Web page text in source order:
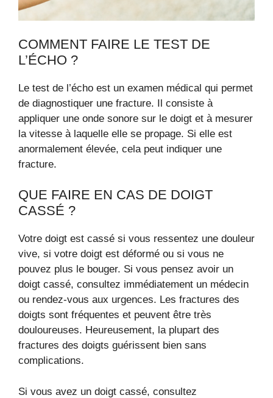
COMMENT FAIRE LE TEST DE
L’ÉCHO ?
Le test de l’écho est un examen médical qui permet
de diagnostiquer une fracture. Il consiste à
appliquer une onde sonore sur le doigt et à mesurer
la vitesse à laquelle elle se propage. Si elle est
anormalement élevée, cela peut indiquer une
fracture.
QUE FAIRE EN CAS DE DOIGT
CASSÉ ?
Votre doigt est cassé si vous ressentez une douleur
vive, si votre doigt est déformé ou si vous ne
pouvez plus le bouger. Si vous pensez avoir un
doigt cassé, consultez immédiatement un médecin
ou rendez-vous aux urgences. Les fractures des
doigts sont fréquentes et peuvent être très
douloureuses. Heureusement, la plupart des
fractures des doigts guérissent bien sans
complications.
Si vous avez un doigt cassé, consultez